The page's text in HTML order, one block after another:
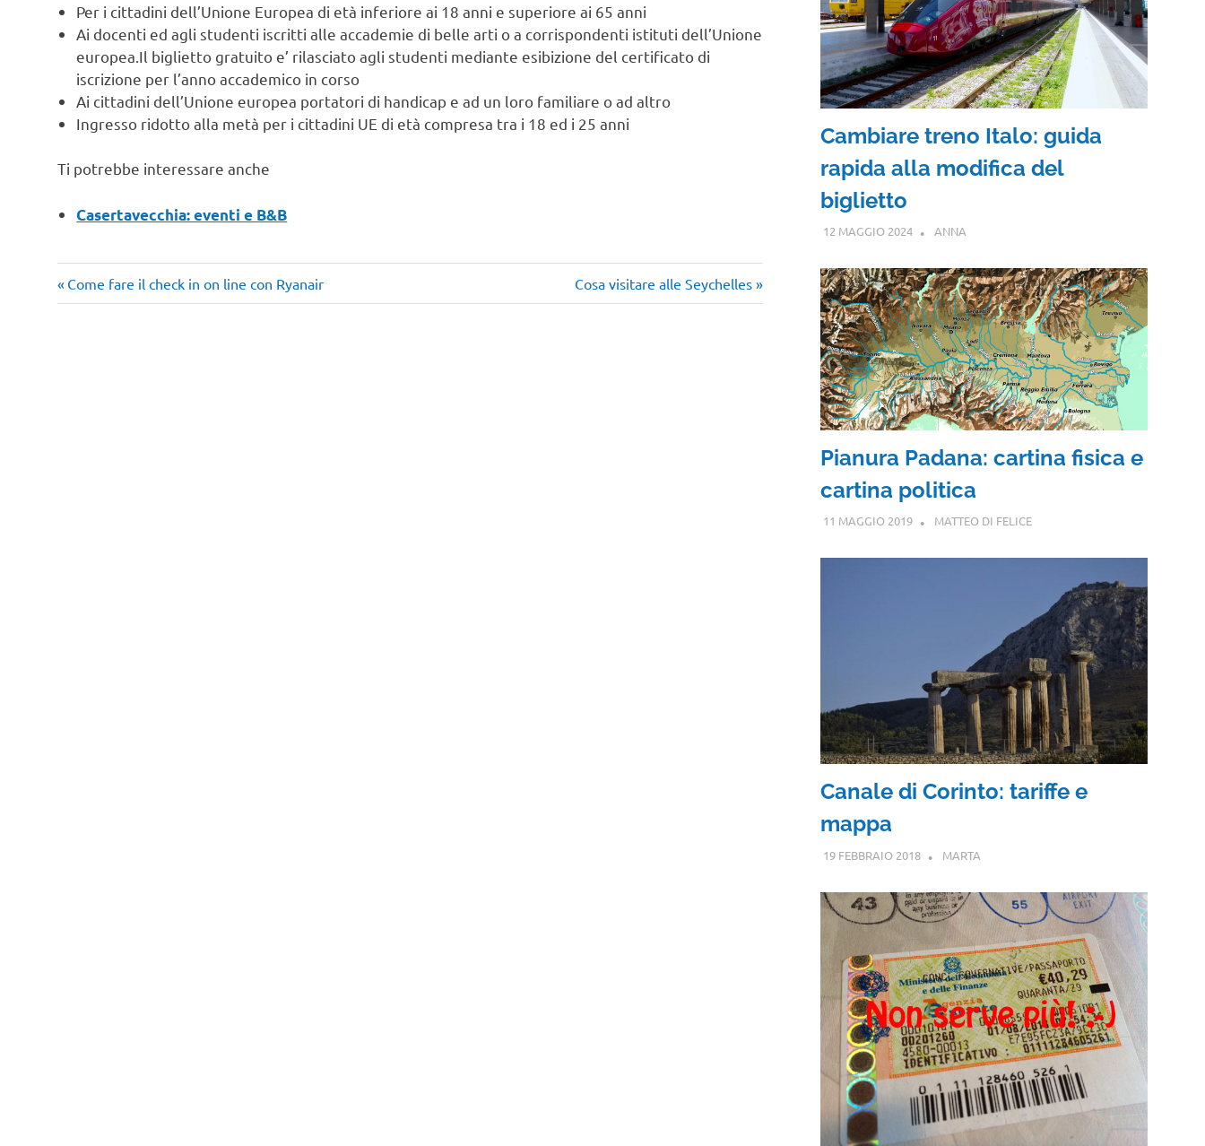
Per i cittadini dell’Unione Europea di età inferiore ai 18 anni e superiore ai 65 anni
Ai docenti ed agli studenti iscritti alle accademie di belle arti o a corrispondenti istituti dell’Unione
europea.Il biglietto gratuito e’ rilasciato agli studenti mediante esibizione del certificato di
iscrizione per l’anno accademico in corso
Ai cittadini dell’Unione europea portatori di handicap e ad un loro familiare o ad altro
Ingresso ridotto alla metà per i cittadini UE di età compresa tra i 18 ed i 25 anni
Ti potrebbe interessare anche
Casertavecchia: eventi e B&B
Navigazione
Articolo
precedente:
Come fare il check in on line con Ryanair
Articolo
successivo:
Cosa visitare alle Seychelles
Cambiare treno Italo: guida
rapida alla modifica del
biglietto
12 MAGGIO 2024 ANNA
Pianura Padana: cartina fisica e
cartina politica
11 MAGGIO 2019 MATTEO DI FELICE
Canale di Corinto: tariffe e
mappa
19 FEBBRAIO 2018 MARTA